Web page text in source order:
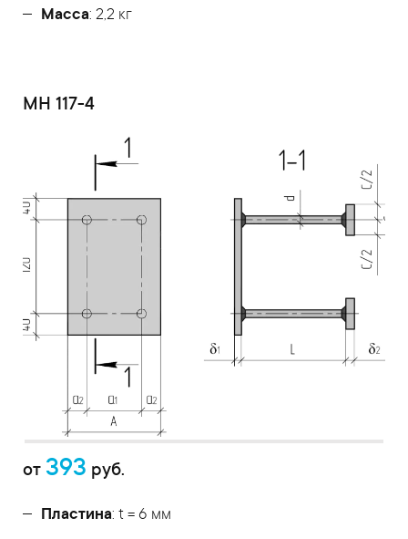
Масса: 2,2 кг
МН 117-4
от 393 руб.
Пластина: t = 6 мм